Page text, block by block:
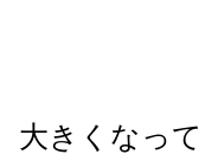
大きくなっ